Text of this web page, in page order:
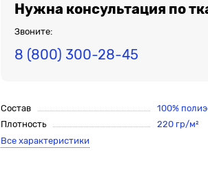
Нужна консультация по
Звоните:
8 (800) 300-28-45
Состав
100%
Плотность
220 гр/м²
Все характеристики